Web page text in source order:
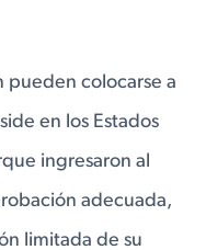
pueden colocarse a
en los Estados
ingresaron al
adecuada,
limitada de su